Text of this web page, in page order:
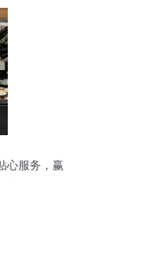
心服务，赢